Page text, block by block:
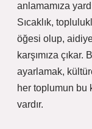
anlamamıza
Sıcaklık,
öğesi olup,
karşımıza
ayarlamak,
her toplumun bu
vardır.